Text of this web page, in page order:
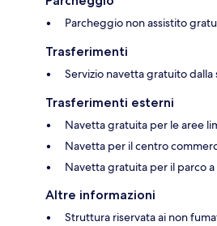
Parcheggio non assistito
Trasferimenti
Servizio navetta gratuito dalla
Trasferimenti esterni
Navetta gratuita per le aree
Navetta per il centro
Navetta gratuita per il parco
Altre informazioni
Struttura riservata ai non